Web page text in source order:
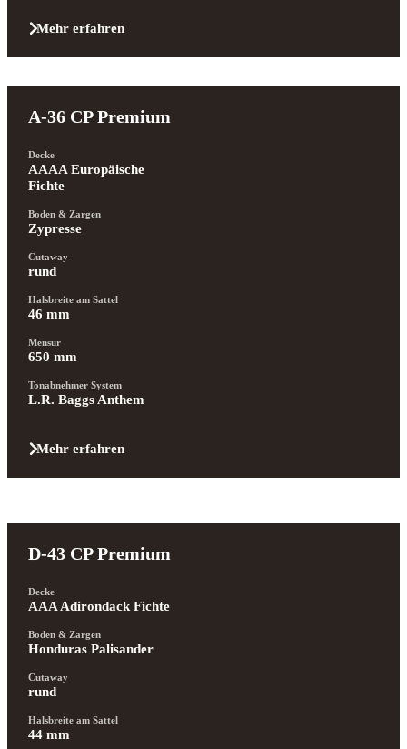
Mehr erfahren
A-36 CP Premium
Decke
AAAA Europäische
Fichte
Boden & Zargen
Zypresse
Cutaway
rund
Halsbreite am Sattel
46 mm
Mensur
650 mm
Tonabnehmer System
L.R. Baggs Anthem
Mehr erfahren
D-43 CP Premium
Decke
AAA Adirondack Fichte
Boden & Zargen
Honduras Palisander
Cutaway
rund
Halsbreite am Sattel
44 mm